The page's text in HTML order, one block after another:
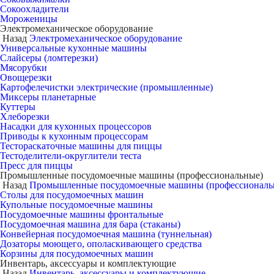
Сокоохладители
Мороженицы
Электромеханическое оборудование
Назад Электромеханическое оборудование
Универсальные кухонные машины
Слайсеры (ломтерезки)
Мясорубки
Овощерезки
Картофелечистки электрические (промышленные)
Миксеры планетарные
Куттеры
Хлеборезки
Насадки для кухонных процессоров
Приводы к кухонным процессорам
Тестораскаточные машины для пиццы
Тестоделители-округлители теста
Пресс для пиццы
Промышленные посудомоечные машины (профессиональные)
Назад Промышленные посудомоечные машины
Столы для посудомоечных машин
Купольные посудомоечные машины
Посудомоечные машины фронтальные
Посудомоечная машина для бара (стаканы)
Конвейерная посудомоечная машина (туннельная)
Дозаторы моющего, ополаскивающего средства
Корзины для посудомоечных машин
Инвентарь, аксессуары и комплектующие